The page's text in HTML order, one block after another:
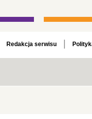
Redakcja serwisu